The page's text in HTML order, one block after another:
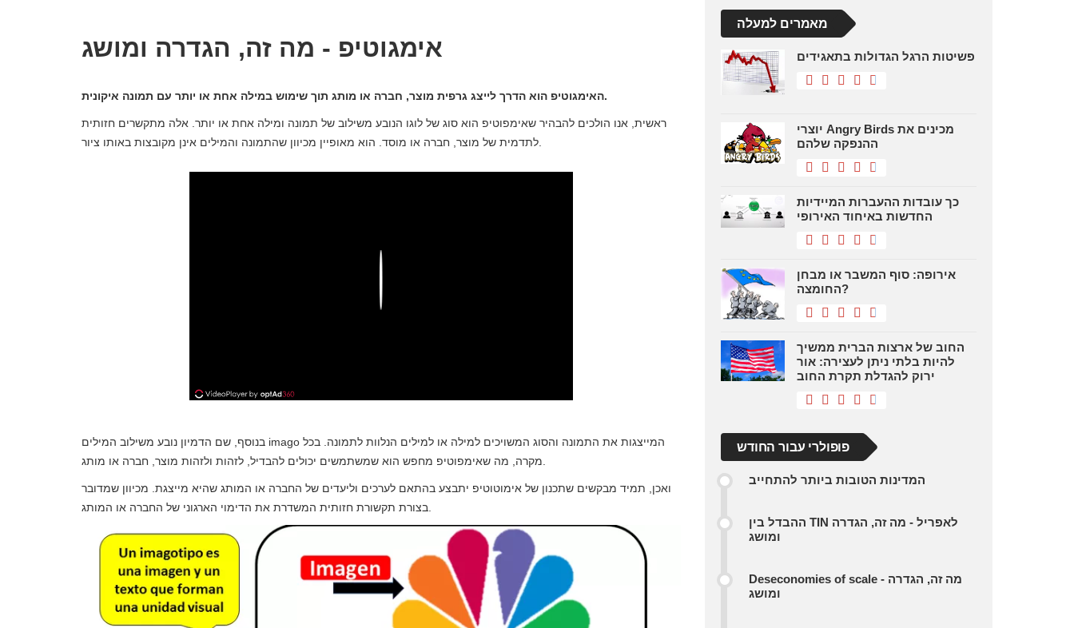
אימגוטיפ - מה זה, הגדרה ומושג
האימגוטיפ הוא הדרך לייצג גרפית מוצר, חברה או מותג תוך שימוש במילה אחת או יותר עם תמונה איקונית.
ראשית, אנו הולכים להבהיר שאימפוטיפ הוא סוג של לוגו הנובע משילוב של תמונה ומילה אחת או יותר. אלה מתקשרים חזותית
בנוסף, שם הדמיון נובע משילוב המילים imago המייצגות את התמונה והסוג המשויכים למילה או למילים הנלוות לתמונה. בכל
ואכן, תמיד מבקשים שתכנון של אימוטוטיפ יתבצע בהתאם לערכים וליעדים של החברה או המותג שהיא מייצגת. מכיוון שמדובר
מאמרים למעלה
פשיטות הרגל הגדולות בתאגידים
יוצרי Angry Birds מכינים את
ההנפקה שלהם
כך עובדות ההעברות המיידיות
החדשות באיחוד האירופי
אירופה: סוף המשבר או מבחן
החומצה?
החוב של ארצות הברית ממשיך
להיות בלתי ניתן לעצירה: אור
ירוק להגדלת תקרת החוב
פופולרי עבור החודש
המדינות הטובות ביותר להתחייב
ההבדל בין TIN לאפריל - מה זה, הגדרה
ומושג
Deseconomies of scale - מה זה, הגדרה
ומושג